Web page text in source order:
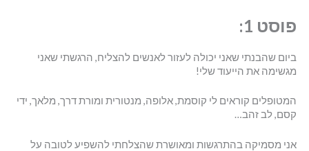
פוסט 1:
ביום שהבנתי שאני יכולה לעזור לאנשים להצליח, הרגשתי שאני
מגשימה את הייעוד שלי!
המטופלים קוראים לי קוסמת, אלופה, מנטורית ומורת דרך, מלאך, ידי
קסם, לב זהב…
אני מסמיקה בהתרגשות ומאושרת שהצלחתי להשפיע לטובה על